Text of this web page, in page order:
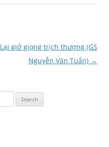
Lại giở giọng trịch thượng (GS
Nguyễn Văn Tuấn) →